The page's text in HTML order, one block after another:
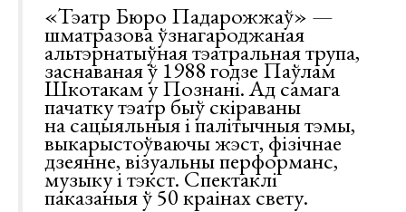
«Тэатр Бюро Падарожжаў» —
шматразова ўзнагароджаная
альтэрнатыўная тэатральная трупа,
заснаваная ў 1988 годзе Паўлам
Шкотакам у Познані. Ад самага
пачатку тэатр быў скіраваны
на сацыяльныя і палітычныя тэмы,
выкарыстоўваючы жэст, фізічнае
дзеянне, візуальны перформанс,
музыку і тэкст. Спектаклі
паказаныя ў 50 краінах свету.